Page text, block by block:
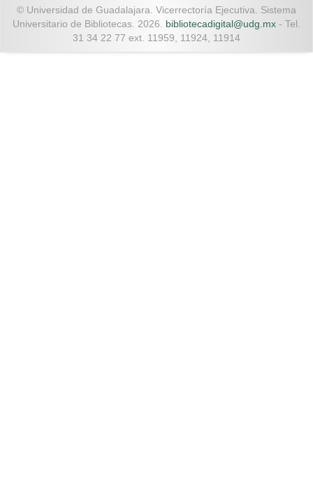
© Universidad de Guadalajara. Vicerrectoría Ejecutiva. Sistema
Universitario de Bibliotecas. 2026. bibliotecadigital@udg.mx - Tel.
31 34 22 77 ext. 11959, 11924, 11914